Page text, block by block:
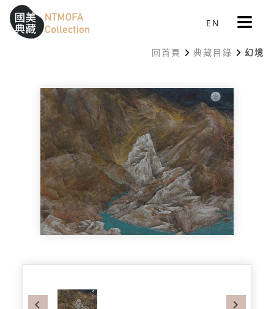
跳到中間主要內容區
網站導覽
::: EN 更
多
單
回首頁 典藏目錄 幻境